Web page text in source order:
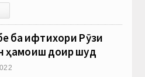
ба ифтихори Рӯзи
ҳамоиш доир шуд